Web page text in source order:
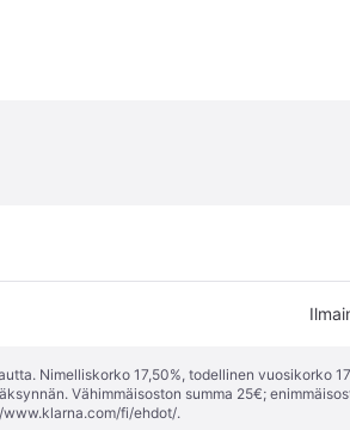
Nimelliskorko 17,50%, todellinen vuosikorko
Vähimmäisoston summa 25€;
www.klarna.com/fi/ehdot/.